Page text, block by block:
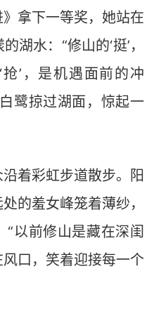
》拿下一等奖，她站在
湖水：“修山的‘挺’，
’，是机遇面前的冲
鹭掠过湖面，惊起一
着彩虹步道散步。阳
的羞女峰笼着薄纱，
以前修山是藏在深闺
口，笑着迎接每一个